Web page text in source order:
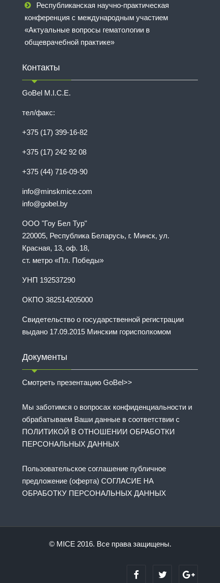
Республиканская научно-практическая
конференция с международным участием
«Актуальные вопросы гематологии в
общеврачебной практике»
Контакты
GoBel M.I.C.E.
тел/факс:
+375 (17) 399-16-82
+375 (17) 242 92 08
+375 (44) 716-09-90
info@minskmice.com
info@gobel.by
ООО "Гоу Бел Тур"
220005, Республика Беларусь, г. Минск, ул.
Красная, 13, оф. 18,
ст. метро «Пл. Победы»
УНП 192537290
ОКПО 382514205000
Свидетельство о государственной регистрации
выдано 17.09.2015 Минским горисполкомом
Документы
Смотреть презентацию GoBel>>
Мы заботимся о вопросах конфиденциальности и
обрабатываем Ваши данные в соответствии с
ПОЛИТИКОЙ В ОТНОШЕНИИ ОБРАБОТКИ
ПЕРСОНАЛЬНЫХ ДАННЫХ
Пользовательское соглашение публичное
предложение (оферта) СОГЛАСИЕ НА
ОБРАБОТКУ ПЕРСОНАЛЬНЫХ ДАННЫХ
© MICE 2016. Все права защищены.